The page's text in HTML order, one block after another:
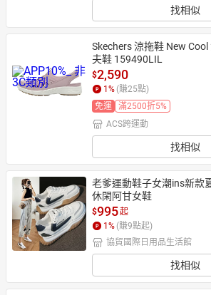
找相似
Skechers 涼拖鞋 New
夫鞋 159490LIL
$2,590
1 % (賺25點)
免運
滿2500折5%
ACS跨運動
找相似
老爹運動鞋子女潮ins新款
休閑阿甘女鞋
$995起
1 % (賺9點起)
協貿國際日用品生活館
找相似